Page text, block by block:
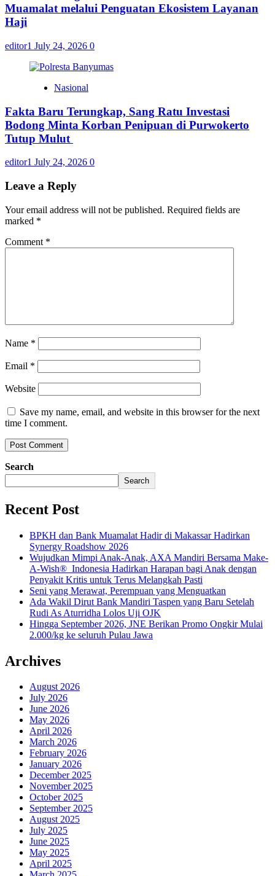
Muamalat melalui Penguatan Ekosistem Layanan
Haji
editor1 July 24, 2026 0
Nasional
Fakta Baru Terungkap, Sang Ratu Investasi
Bodong Minta Korban Penipuan di Purwokerto
Tutup Mulut
editor1 July 24, 2026 0
Leave a Reply
Your email address will not be published. Required fields are
marked *
Comment *
Name *
Email *
Website
Save my name, email, and website in this browser for the next
time I comment.
Search
Search
Recent Post
BPKH dan Bank Muamalat Hadir di Makassar Hadirkan
Synergy Roadshow 2026
Wujudkan Mimpi Anak-Anak, AXA Mandiri Bersama Make-
A-Wish® Indonesia Hadirkan Harapan bagi Anak dengan
Penyakit Kritis untuk Terus Melangkah Pasti
Seni yang Merawat, Perempuan yang Menguatkan
Ada Wakil Dirut Bank Mandiri Taspen yang Baru Setelah
Rudi As Aturridha Lolos Uji OJK
Hingga September 2026, JNE Berikan Promo Ongkir Mulai
2.000/kg ke seluruh Pulau Jawa
Archives
August 2026
July 2026
June 2026
May 2026
April 2026
March 2026
February 2026
January 2026
December 2025
November 2025
October 2025
September 2025
August 2025
July 2025
June 2025
May 2025
April 2025